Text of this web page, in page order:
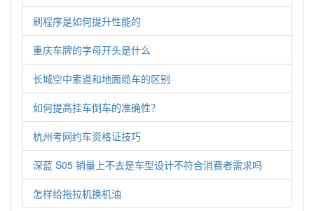
刷程序是如何提升性能的
重庆车牌的字母开头是什么
长城空中索道和地面缆车的区别
如何提高挂车倒车的准确性？
杭州考网约车资格证技巧
深蓝 S05 销量上不去是车型设计不符合消费者需求吗
怎样给拖拉机换机油